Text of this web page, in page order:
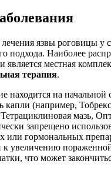
язвы роговицы у
подхода. Наиболее
является местная
терапия.
находится на начальной
капли (например,
Тетрациклиновая мазь,
запрещено
или гормональных
к увеличению
что может